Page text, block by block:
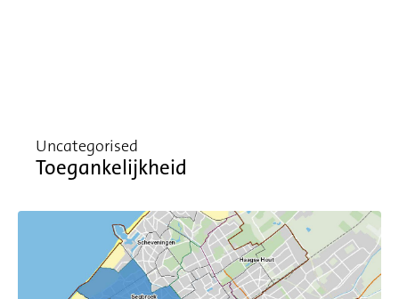
Uncategorised
Toegankelijkheid